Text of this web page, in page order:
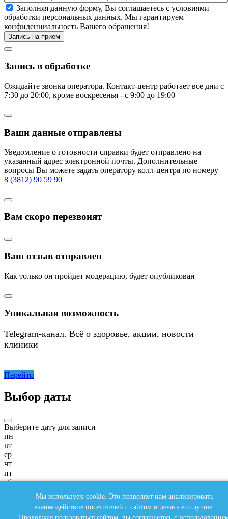
Мы используем cookie. Это позволяет нам анализировать
взаимодействие посетителей с сайтом и делать его лучше.
Заполняя данную форму, Вы соглашаетесь c условиями
обработки персональных данных. Мы гарантируем
конфиденциальность Вашего обращения!
Запись на прием
Запись в обработке
Ожидайте звонка оператора. Контакт-центр работает все дни с
7:30 до 20:00, кроме воскресенья - с 9:00 до 19:00
Ваши данные отправлены
Уведомление о готовности справки будет отправлено на
указанный адрес электронной почты. Дополнительные
вопросы Вы можете задать оператору колл-центра по номеру
8 (3812) 90 59 90
Вам скоро перезвонят
Ваш отзыв отправлен
Как только он пройдет модерацию, будет опубликован
Уникальная возможность
Telegram-канал. Всё о здоровье, акции, новости
клиники
Перейти
Выбор даты
Выберите дату для записи
пн
вт
ср
чт
пт
сб